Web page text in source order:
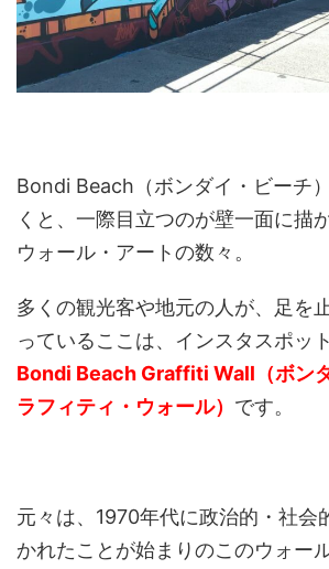
Bondi Beach（ボンダイ・ビーチ
くと、一際目立つのが壁一面に描
ウォール・アートの数々。
多くの観光客や地元の人が、足を
っているここは、インスタスポッ
Bondi Beach Graffiti Wall（ボン
ラフィティ・ウォール） です。
元々は、1970年代に政治的・社会
かれたことが始まりのこのウォー